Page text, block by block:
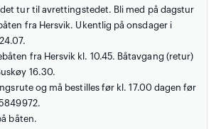
tur til avrettingstedet. Bli med på dagstur
fra Hersvik. Ukentlig på onsdager i
fra Hersvik kl. 10.45. Båtavgang (retur)
16.30.
og må bestilles før kl. 17.00 dagen før
båten.